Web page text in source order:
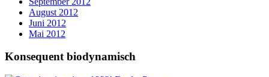
August 2012
Juni 2012
Mai 2012
Konsequent biodynamisch